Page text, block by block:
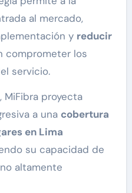
al mercado,
y reducir
comprometer los
servicio.
MiFibra proyecta
a una cobertura
en Lima
su capacidad de
altamente